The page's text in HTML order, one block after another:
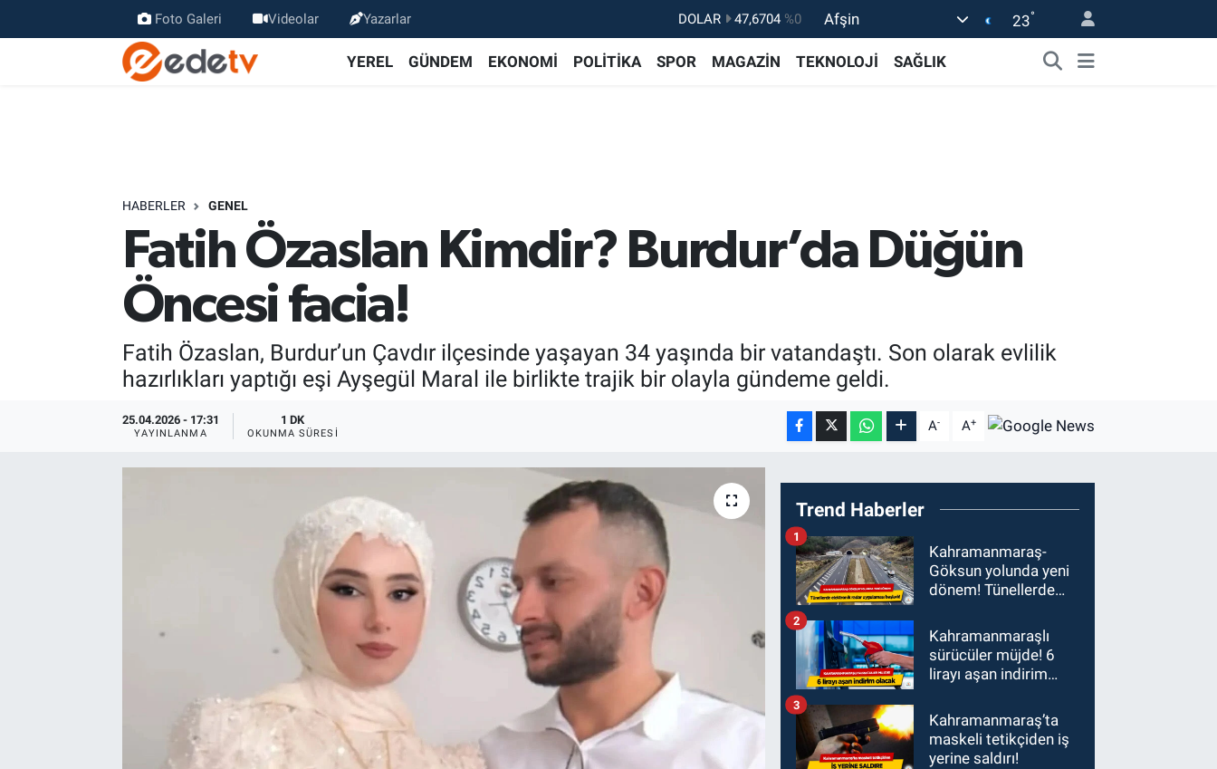
Foto Galeri Videolar Yazarlar DOLAR 47,6704 %0
EURO
55,0406
%-0.08
Afşin 23°
YEREL GÜNDEM EKONOMİ POLİTİKA SPOR MAGAZİN TEKNOLOJİ SAĞLIK
HABERLER GENEL
Fatih Özaslan Kimdir? Burdur’da Düğün
Öncesi facia!
Fatih Özaslan, Burdur’un Çavdır ilçesinde yaşayan 34 yaşında bir vatandaştı. Son olarak evlilik
hazırlıkları yaptığı eşi Ayşegül Maral ile birlikte trajik bir olayla gündeme geldi.
25.04.2026 - 17:31
YAYINLANMA
1 DK
OKUNMA SÜRESI A- A+
Trend Haberler
Kahramanmaraş-
Göksun yolunda yeni
dönem! Tünellerde
uygulaması başladı
1
Kahramanmaraşlı
sürücüler müjde! 6
lirayı aşan indirim
2
Kahramanmaraş’ta
maskeli tetikçiden iş
yerine saldırı!
3